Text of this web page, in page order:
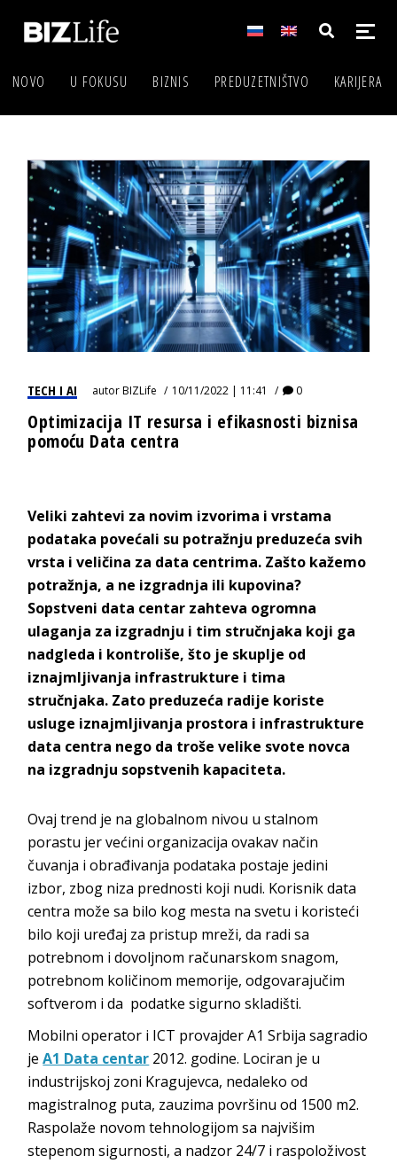
NOVO U FOKUSU BIZNIS PREDUZETNIŠTVO KARIJERA
TECH I AI autorBIZLife 10/11/2022 | 11:41 0
Optimizacija IT resursa i efikasnosti biznisa
pomoću Data centra
Veliki zahtevi za novim izvorima i vrstama
podataka povećali su potražnju preduzeća svih
vrsta i veličina za data centrima. Zašto kažemo
potražnja, a ne izgradnja ili kupovina?
Sopstveni data centar zahteva ogromna
ulaganja za izgradnju i tim stručnjaka koji ga
nadgleda i kontroliše, što je skuplje od
iznajmljivanja infrastrukture i tima
stručnjaka. Zato preduzeća radije koriste
usluge iznajmljivanja prostora i infrastrukture
data centra nego da troše velike svote novca
na izgradnju sopstvenih kapaciteta.
Ovaj trend je na globalnom nivou u stalnom
porastu jer većini organizacija ovakav način
čuvanja i obrađivanja podataka postaje jedini
izbor, zbog niza prednosti koji nudi. Korisnik data
centra može sa bilo kog mesta na svetu i koristeći
bilo koji uređaj za pristup mreži, da radi sa
potrebnom i dovoljnom računarskom snagom,
potrebnom količinom memorije, odgovarajučim
softverom i da podatke sigurno skladišti.
Mobilni operator i ICT provajder A1 Srbija sagradio
jeA1 Data centar 2012. godine. Lociran je u
industrijskoj zoni Kragujevca, nedaleko od
magistralnog puta, zauzima površinu od 1500 m2.
Raspolaže novom tehnologijom sa najvišim
stepenom sigurnosti, a nadzor 24/7 i raspoloživost